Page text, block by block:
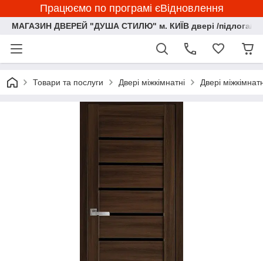
Працюємо по програмі єВідновлення
МАГАЗИН ДВЕРЕЙ "ДУША СТИЛЮ" м. КИЇВ двері /підлога/
Товари та послуги Двері міжкімнатні Двері